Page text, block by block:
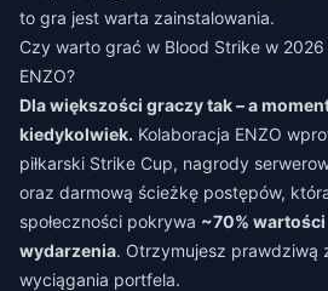
to gra jest warta zainstalowania.
Czy warto grać w Blood Strike w
ENZO?
Dla większości graczy tak – a
kiedykolwiek. Kolaboracja ENZO
piłkarski Strike Cup, nagrody
oraz darmową ścieżkę postępów,
społeczności pokrywa ~70%
wydarzenia. Otrzymujesz prawdziwą
wyciągania portfela.